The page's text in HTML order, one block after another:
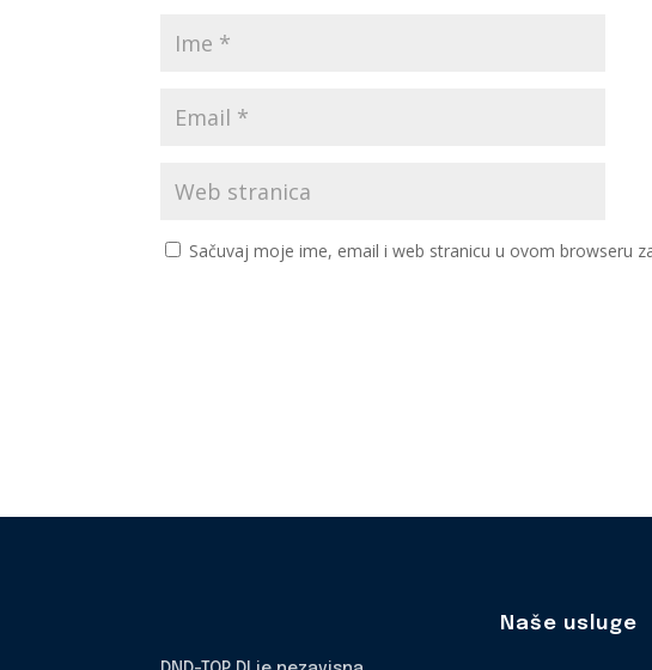
Sačuvaj moje ime, email i web stranicu u ovom browseru
Naše usluge